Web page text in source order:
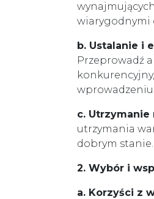
wiarygodnymi
b. Ustalanie i
Przeprowadź
wprowadzeniu
c.
utrzymania
dobrym
2. Wybór i
a. Korzyści z